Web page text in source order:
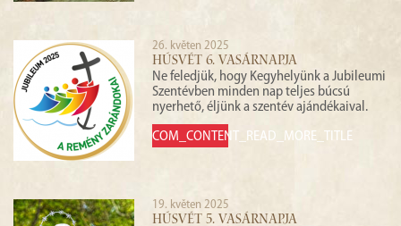
26. květen 2025
HÚSVÉT 6. VASÁRNAPJA
Ne feledjük, hogy Kegyhelyünk a Jubileumi
Szentévben minden nap teljes búcsú
nyerhető, éljünk a szentév ajándékaival.
COM_CONTENT_READ_MORE_TITLE
19. květen 2025
HÚSVÉT 5. VASÁRNAPJA